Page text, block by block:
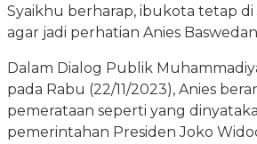
Syaikhu berharap, ibukota tetap di
agar jadi perhatian Anies
Dalam Dialog Publik
pada Rabu (22/11/2023), Anies
pemerataan seperti yang
pemerintahan Presiden Joko